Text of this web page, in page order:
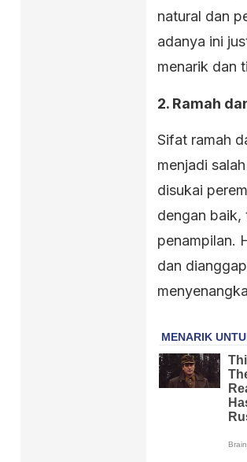
natural dan
adanya ini
menarik dan
2. Ramah
Sifat ramah
menjadi
disukai
dengan baik,
penampilan.
dan